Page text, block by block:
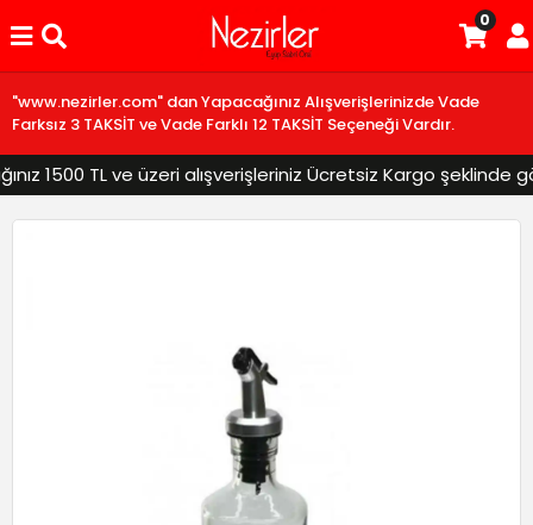
"www.nezirler.com" dan Yapacağınız Alışverişlerinizde Vade
Farksız 3 TAKSİT ve Vade Farklı 12 TAKSİT Seçeneği Vardır.
1500 TL ve üzeri alışverişleriniz Ücretsiz Kargo şeklinde
0